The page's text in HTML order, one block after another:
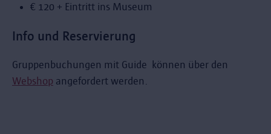
€ 120 + Eintritt ins Museum
Info und Reservierung
Gruppenbuchungen mit Guide können über den
Webshop angefordert werden.